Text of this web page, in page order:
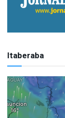
Itaberaba